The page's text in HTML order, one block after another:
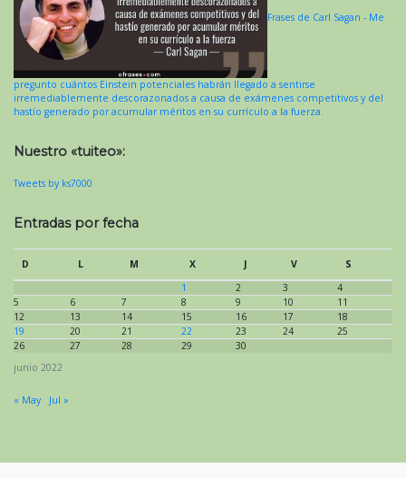
Frases de Carl Sagan - Me
pregunto cuántos Einstein potenciales habrán llegado a sentirse
irremediablemente descorazonados a causa de exámenes competitivos y del
hastío generado por acumular méritos en su currículo a la fuerza.
Nuestro «tuiteo»:
Tweets by ks7000
Entradas por fecha
junio 2022
D L M X J V
S
1
2 3
4
5
6 7 8 9 10
11
12
13 14 15 16 17
18
19
20 21 22 23 24
25
26
27 28 29 30
« May Jul »